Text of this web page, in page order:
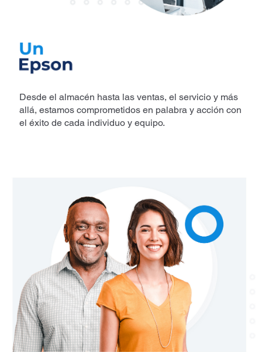
Desde el almacén hasta las ventas, el servicio y más
allá, estamos comprometidos en palabra y acción con
el éxito de cada individuo y equipo.